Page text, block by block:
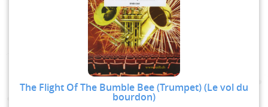
The Flight Of The Bumble Bee (Trumpet) (Le vol du
bourdon)